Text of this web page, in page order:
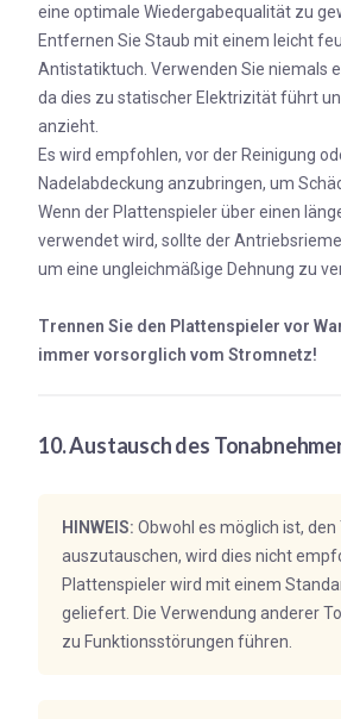
eine optimale Wiedergabequalität zu
Entfernen Sie Staub mit einem leicht
Antistatiktuch. Verwenden Sie niemals
da dies zu statischer Elektrizität führt
anzieht.
Es wird empfohlen, vor der Reinigung
Nadelabdeckung anzubringen, um
Wenn der Plattenspieler über einen
verwendet wird, sollte der
um eine ungleichmäßige Dehnung zu
Trennen Sie den Plattenspieler vor
immer vorsorglich vom Stromnetz!
10. Austausch des
HINWEIS: Obwohl es möglich ist,
auszutauschen, wird dies nicht
Plattenspieler wird mit einem
geliefert. Die Verwendung anderer
zu Funktionsstörungen führen.